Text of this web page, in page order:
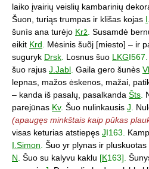
laiko įvairių veislių kambarinių
Šuon, turiąs trumpas ir klišas kojas I.
šunìs ana turėjo Krž. Susamdė
eikit Krd. Mėsinis šuõj [miesto] – ir
suguryk Drsk. Losnus šuo LKGI567.
šuo rajus J.Jabl. Gaila gero šunès
lepnas, mažos ėskenos, mažai,
– kanda iš pasalų, pasalkanda Šts.
parejūnas Kv. Šuo nulinkausis J.
(apaugęs minkštais kaip pūkas
visas keturias atstiepęs JI163.
I.Simon. Šuo yr plynas ir pluskuotas
N. Šuo su kalyvu kaklu [K163].